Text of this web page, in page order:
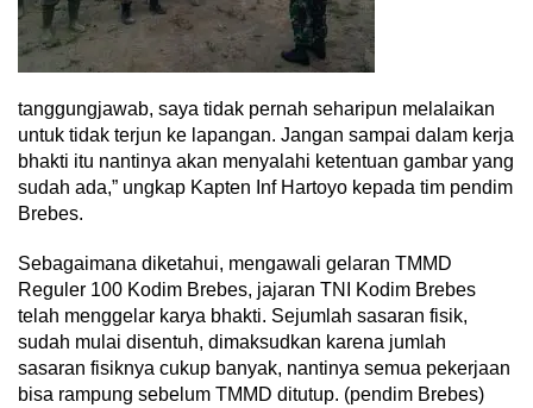
tanggungjawab, saya tidak pernah seharipun melalaikan
untuk tidak terjun ke lapangan. Jangan sampai dalam kerja
bhakti itu nantinya akan menyalahi ketentuan gambar yang
sudah ada,” ungkap Kapten Inf Hartoyo kepada tim pendim
Brebes.
Sebagaimana diketahui, mengawali gelaran TMMD
Reguler 100 Kodim Brebes, jajaran TNI Kodim Brebes
telah menggelar karya bhakti. Sejumlah sasaran fisik,
sudah mulai disentuh, dimaksudkan karena jumlah
sasaran fisiknya cukup banyak, nantinya semua pekerjaan
bisa rampung sebelum TMMD ditutup. (pendim Brebes)